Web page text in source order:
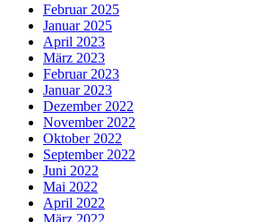
Februar 2025
Januar 2025
April 2023
März 2023
Februar 2023
Januar 2023
Dezember 2022
November 2022
Oktober 2022
September 2022
Juni 2022
Mai 2022
April 2022
März 2022